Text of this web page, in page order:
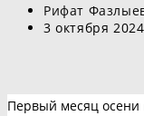
Автор
записи:
Рифат
Запись
3 октября 2024
Первый месяц осени